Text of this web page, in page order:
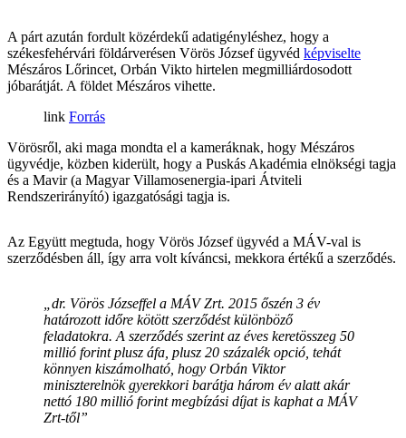
A párt azután fordult közérdekű adatigényléshez, hogy a
székesfehérvári földárverésen Vörös József ügyvéd képviselte
Mészáros Lőrincet, Orbán Vikto hirtelen megmilliárdosodott
jóbarátját. A földet Mészáros vihette.
Forrás
Vörösről, aki maga mondta el a kameráknak, hogy Mészáros
ügyvédje, közben kiderült, hogy a Puskás Akadémia elnökségi tagja
és a Mavir (a Magyar Villamosenergia-ipari Átviteli
Rendszerirányító) igazgatósági tagja is.
Az Együtt megtuda, hogy Vörös József ügyvéd a MÁV-val is
szerződésben áll, így arra volt kíváncsi, mekkora értékű a szerződés.
„dr. Vörös Józseffel a MÁV Zrt. 2015 őszén 3 év
határozott időre kötött szerződést különböző
feladatokra. A szerződés szerint az éves keretösszeg 50
millió forint plusz áfa, plusz 20 százalék opció, tehát
könnyen kiszámolható, hogy Orbán Viktor
miniszterelnök gyerekkori barátja három év alatt akár
nettó 180 millió forint megbízási díjat is kaphat a MÁV
Zrt-től”